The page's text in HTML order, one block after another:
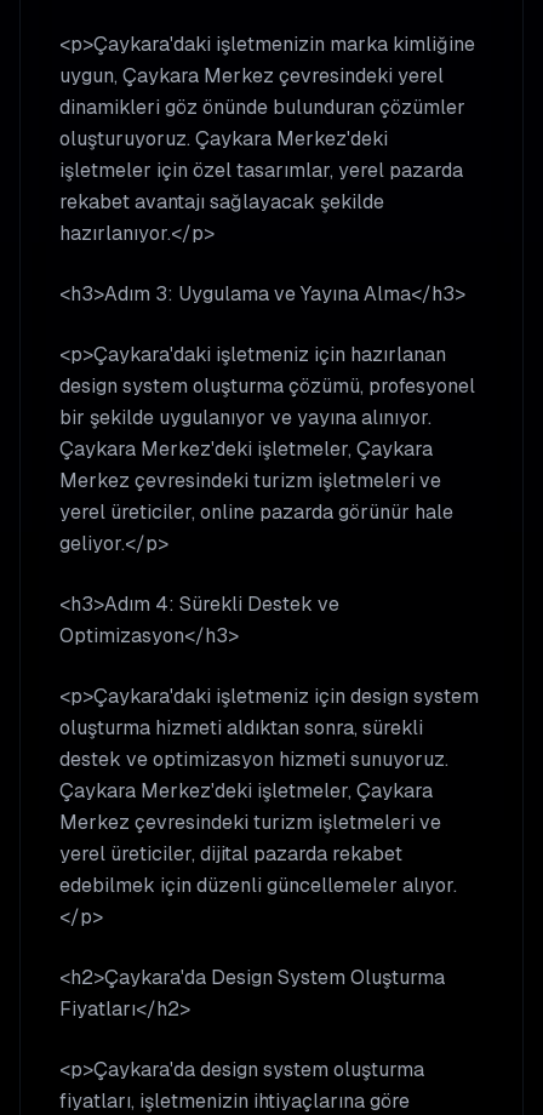
<p>Çaykara'daki işletmenizin marka kimliğine
uygun, Çaykara Merkez çevresindeki yerel
dinamikleri göz önünde bulunduran çözümler
oluşturuyoruz. Çaykara Merkez'deki
işletmeler için özel tasarımlar, yerel pazarda
rekabet avantajı sağlayacak şekilde
hazırlanıyor.</p>
<h3>Adım 3: Uygulama ve Yayına Alma</h3>
<p>Çaykara'daki işletmeniz için hazırlanan
design system oluşturma çözümü, profesyonel
bir şekilde uygulanıyor ve yayına alınıyor.
Çaykara Merkez'deki işletmeler, Çaykara
Merkez çevresindeki turizm işletmeleri ve
yerel üreticiler, online pazarda görünür hale
geliyor.</p>
<h3>Adım 4: Sürekli Destek ve
Optimizasyon</h3>
<p>Çaykara'daki işletmeniz için design system
oluşturma hizmeti aldıktan sonra, sürekli
destek ve optimizasyon hizmeti sunuyoruz.
Çaykara Merkez'deki işletmeler, Çaykara
Merkez çevresindeki turizm işletmeleri ve
yerel üreticiler, dijital pazarda rekabet
edebilmek için düzenli güncellemeler alıyor.
</p>
<h2>Çaykara'da Design System Oluşturma
Fiyatları</h2>
<p>Çaykara'da design system oluşturma
fiyatları, işletmenizin ihtiyaçlarına göre